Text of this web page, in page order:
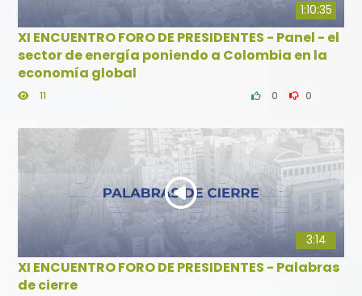
1:10:35
XI ENCUENTRO FORO DE PRESIDENTES - Panel - el
sector de energía poniendo a Colombia en la
economía global
11 0 0
3:14
XI ENCUENTRO FORO DE PRESIDENTES - Palabras
de cierre